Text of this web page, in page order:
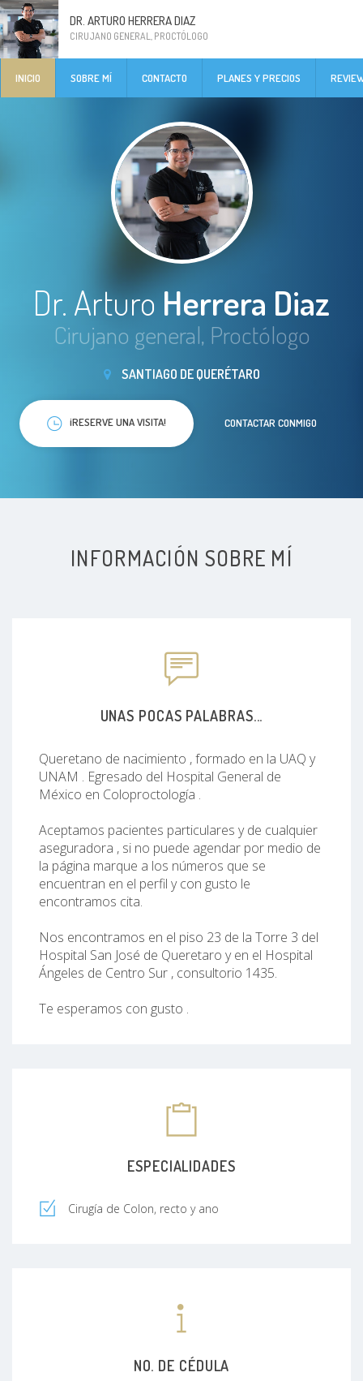
DR. ARTURO HERRERA DIAZ
CIRUJANO GENERAL, PROCTÓLOGO
INICIO SOBRE MÍ CONTACTO PLANES Y PRECIOS
Dr. ArturoHerrera Diaz
Cirujano general, Proctólogo
SANTIAGO DE QUERÉTARO
¡RESERVE UNA VISITA! CONTACTAR CONMIGO
INFORMACIÓN SOBRE MÍ
UNAS POCAS PALABRAS...
Queretano de nacimiento , formado en la UAQ y
UNAM . Egresado del Hospital General de
México en Coloproctología .
Aceptamos pacientes particulares y de cualquier
aseguradora , si no puede agendar por medio de
la página marque a los números que se
encuentran en el perfil y con gusto le
encontramos cita.
Nos encontramos en el piso 23 de la Torre 3 del
Hospital San José de Queretaro y en el Hospital
Ángeles de Centro Sur , consultorio 1435.
Te esperamos con gusto .
ESPECIALIDADES
Cirugía de Colon, recto y ano
NO. DE CÉDULA